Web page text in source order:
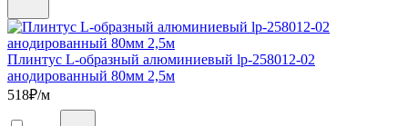
Плинтус L-образный алюминиевый lp-258012-02
анодированный 80мм 2,5м
518₽/м